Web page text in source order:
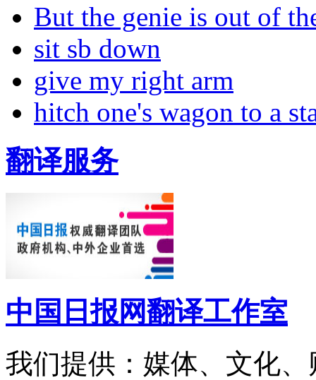
But the genie is out of
sit sb down
give my right arm
hitch one's wagon to a
翻译服务
中国日报网翻译工作室
我们提供：媒体、文化